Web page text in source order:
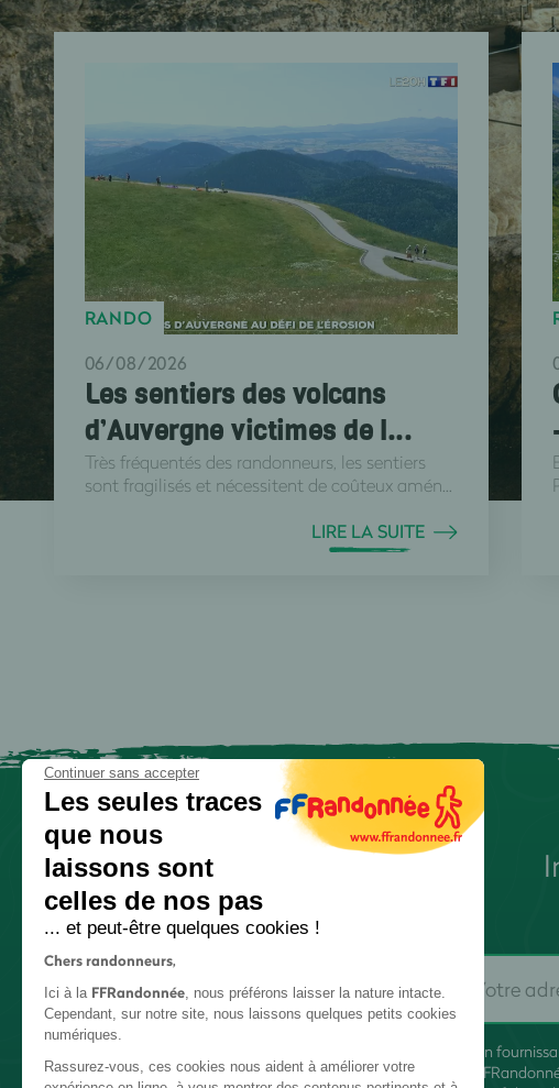
RANDO
06/08/2026
Les sentiers des volcans
d’Auvergne victimes de l...
Très fréquentés des randonneurs, les sentiers
sont fragilisés et nécessitent de coûteux amén...
LIRE LA SUITE
En
Continuer sans accepter
Les seules traces
que nous
laissons sont
celles de nos pas
... et peut-être quelques cookies !
Chers randonneurs,
Ici à la FFRandonnée, nous préférons laisser la nature intacte.
Cependant, sur notre site, nous laissons quelques petits cookies
numériques.
Rassurez-vous, ces cookies nous aident à améliorer votre